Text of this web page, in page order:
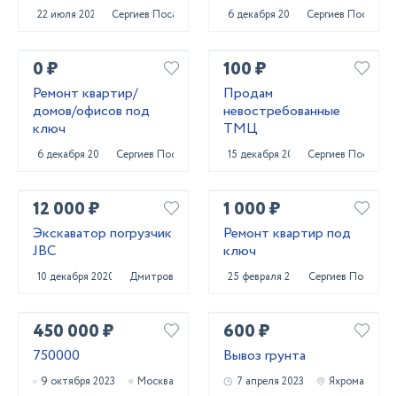
22 июля 2023 Сергиев Посад 6 декабря 2020 Сергиев Посад
0 ₽
Ремонт квартир/
домов/офисов под
ключ
6 декабря 2020 Сергиев Посад
100 ₽
Продам
невостребованные
ТМЦ
15 декабря 2020 Сергиев Посад
12 000 ₽
Экскаватор погрузчик
JBC
10 декабря 2020 Дмитров
1 000 ₽
Ремонт квартир под
ключ
25 февраля 2022 Сергиев Посад
450 000 ₽
750000
9 октября 2023 Москва
600 ₽
Вывоз грунта
7 апреля 2023 Яхрома